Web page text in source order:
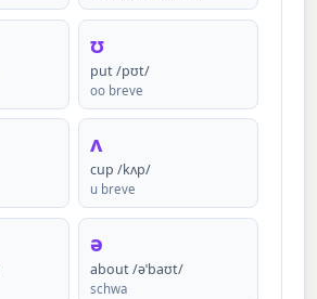
ʊ
put /pʊt/
oo breve
ʌ
cup /kʌp/
u breve
ə
about /əˈbaʊt/
schwa